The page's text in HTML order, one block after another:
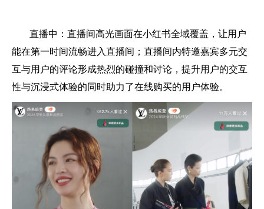
直播中：直播间高光画面在小红书全域覆盖，让用户
能在第一时间流畅进入直播间；直播间内特邀嘉宾多元交
互与用户的评论形成热烈的碰撞和讨论，提升用户的交互
性与沉浸式体验的同时助力了在线购买的用户体验。